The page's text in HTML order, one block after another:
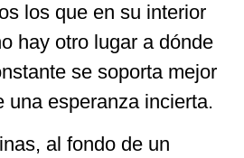
los que en su interior
hay otro lugar a dónde
se soporta mejor
una esperanza incierta.
al fondo de un